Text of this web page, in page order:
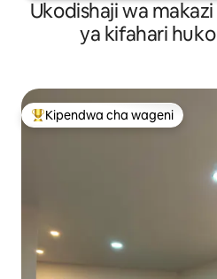
Ukodishaji wa
ya kifahari
Kipendwa maarufu cha wageni
Kipendwa cha wageni